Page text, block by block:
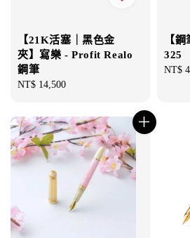
【21K活塞｜黑色金
夾】寫樂 - Profit Realo
鋼筆
Regular
NT$ 14,500
【
325
NT$